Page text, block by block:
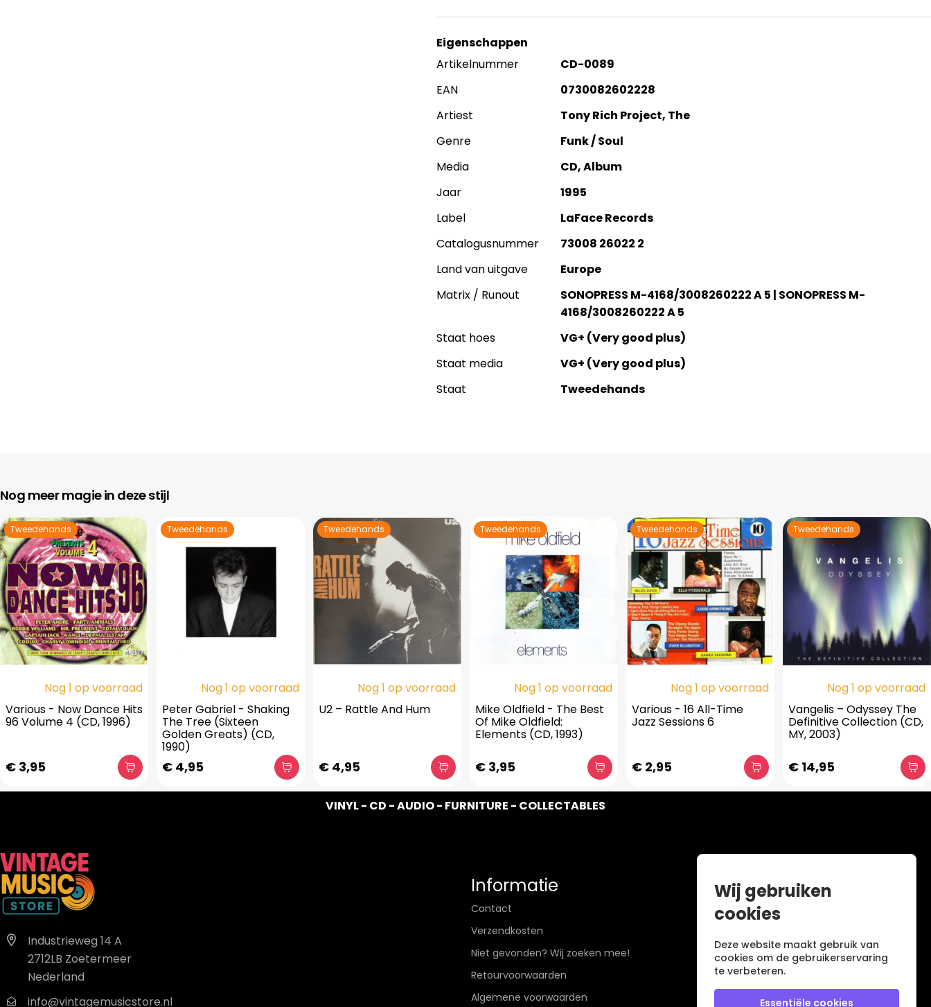
Eigenschappen
Artikelnummer
CD-0089
EAN
0730082602228
Artiest
Tony Rich Project, The
Genre
Funk / Soul
Media
CD, Album
Jaar
1995
Label
LaFace Records
Catalogusnummer
73008 26022 2
Land van uitgave
Europe
Matrix / Runout
SONOPRESS M-4168/3008260222 A 5 | SONOPRESS M-
4168/3008260222 A 5
Staat hoes
VG+ (Very good plus)
Staat media
VG+ (Very good plus)
Staat
Tweedehands
Nog meer magie in deze stijl
Tweedehands
Nog 1 op voorraad
Various - Now Dance Hits
96 Volume 4 (CD, 1996)
€ 3,95
Tweedehands
Nog 1 op voorraad
Peter Gabriel - Shaking
The Tree (Sixteen
Golden Greats) (CD,
1990)
€ 4,95
Tweedehands
Nog 1 op voorraad
U2 – Rattle And Hum
€ 4,95
Tweedehands
Nog 1 op voorraad
Mike Oldfield - The Best
Of Mike Oldfield:
Elements (CD, 1993)
€ 3,95
Tweedehands
Nog 1 op voorraad
Various - 16 All-Time
Jazz Sessions 6
€ 2,95
Tweedehands
Nog 1 op voorraad
Vangelis – Odyssey The
Definitive Collection (CD,
MY, 2003)
€ 14,95
VINYL - CD - AUDIO - FURNITURE - COLLECTABLES
Industrieweg 14 A
2712LB Zoetermeer
Nederland
info@vintagemusicstore.nl
Informatie
Contact
Verzendkosten
Niet gevonden? Wij zoeken mee!
Retourvoorwaarden
Algemene voorwaarden
Wij gebruiken
cookies
Deze website maakt gebruik van
cookies om de gebruikerservaring
te verbeteren.
Essentiële cookies